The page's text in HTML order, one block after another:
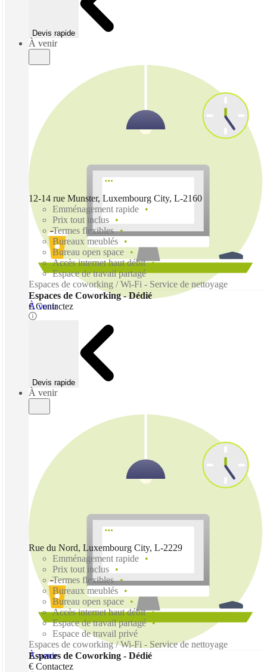
Devis rapide
À venir
À venir
12-14 rue Munster, Luxembourg City, L-2160
Emménagement rapide
Prix tout inclus
Termes flexibles
Bureaux meublés
Bureau open space
Accès internet haut débit
Espace de travail partagé
Espaces de coworking / Wi-Fi - Service de nettoyage
Espaces de Coworking - Dédié
€ Contactez
Devis rapide
À venir
À venir
Rue du Nord, Luxembourg City, L-2229
Emménagement rapide
Prix tout inclus
Termes flexibles
Bureaux meublés
Bureau open space
Accès internet haut débit
Espace de travail partagé
Espace de travail privé
Espaces de coworking / Wi-Fi - Service de nettoyage
Espaces de Coworking - Dédié
€ Contactez